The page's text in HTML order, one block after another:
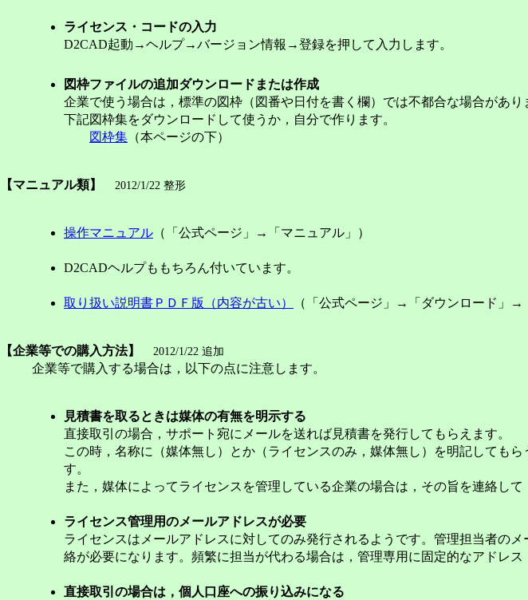
ライセンス・コードの入力
D2CAD起動→ヘルプ→バージョン情報→登録を押して入力します。
図枠ファイルの追加ダウンロードまたは作成
企業で使う場合は，標準の図枠（図番や日付を書く欄）では不都合な場合があり
下記図枠集をダウンロードして使うか，自分で作ります。
図枠集 （本ページの下）
【マニュアル類】 2012/1/22 整形
操作マニュアル （「公式ページ」→「マニュアル」）
D2CADヘルプももちろん付いています。
取り扱い説明書ＰＤＦ版（内容が古い） （「公式ページ」→「ダウンロード」→
【企業等での購入方法】 2012/1/22 追加
企業等で購入する場合は，以下の点に注意します。
見積書を取るときは媒体の有無を明示する
直接取引の場合，サポート宛にメールを送れば見積書を発行してもらえます。
この時，名称に（媒体無し）とか（ライセンスのみ，媒体無し）を明記しても
す。
また，媒体によってライセンスを管理している企業の場合は，その旨を連絡し
ライセンス管理用のメールアドレスが必要
ライセンスはメールアドレスに対してのみ発行されるようです。管理担当者の
絡が必要になります。頻繁に担当が代わる場合は，管理専用に固定的なアドレ
直接取引の場合は，個人口座への振り込みになる